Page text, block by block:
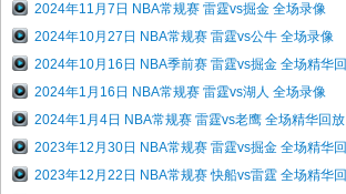
2024年11月7日 NBA常规赛 雷霆vs掘金 全场录像
2024年10月27日 NBA常规赛 雷霆vs公牛 全场录像
2024年10月16日 NBA季前赛 雷霆vs掘金 全场精华回
2024年1月16日 NBA常规赛 雷霆vs湖人 全场录像
2024年1月4日 NBA常规赛 雷霆vs老鹰 全场精华回放
2023年12月30日 NBA常规赛 雷霆vs掘金 全场精华回
2023年12月22日 NBA常规赛 快船vs雷霆 全场精华回